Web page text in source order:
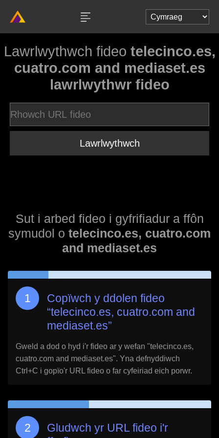
Lawrlwythwch fideo telecinco.es,
cuatro.com and mediaset.es
lawrlwythwr fideo
Lawrlwythwch
Sut i arbed fideo i gyfrifiadur a ffôn
symudol o telecinco.es, cuatro.com
and mediaset.es
Copïwch y ddolen fideo
“telecinco.es, cuatro.com and
mediaset.es”
Gweld a dod o hyd i'r fideo ar y wefan "telecinco.es,
cuatro.com and mediaset.es". Yna defnyddiwch
Ctrl+C i gopïo'r URL fideo o far cyfeiriad eich porwr.
Gludwch yr URL fideo i'r